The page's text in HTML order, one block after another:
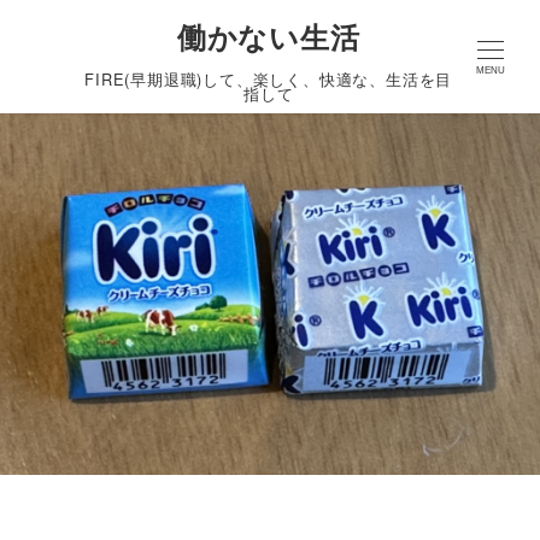
働かない生活
FIRE(早期退職)して、楽しく、快適な、生活を目
指して
MENU